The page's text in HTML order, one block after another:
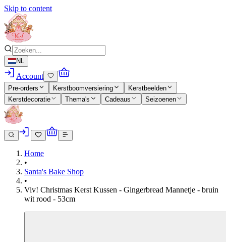
Skip to content
NL
Account
Pre-orders Kerstboomversiering
Kerstbeelden
Kerstdecoratie
Thema's Cadeaus Seizoenen
Home
•
Santa's Bake Shop
•
Viv! Christmas Kerst Kussen - Gingerbread Mannetje - bruin
wit rood - 53cm